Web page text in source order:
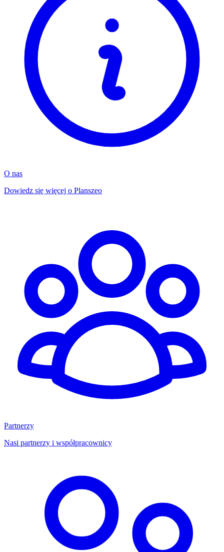
O nas
Dowiedz się więcej o Planszeo
Partnerzy
Nasi partnerzy i współpracownicy